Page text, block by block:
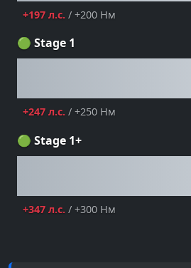
+197 л.с. / +200 Нм
🟢 Stage 1
+247 л.с. / +250 Нм
🟢 Stage 1+
+347 л.с. / +300 Нм